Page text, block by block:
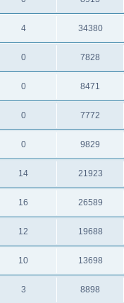
4 34380
0 7828
0 8471
0 7772
0 9829
14 21923
16 26589
12 19688
10 13698
3 8898